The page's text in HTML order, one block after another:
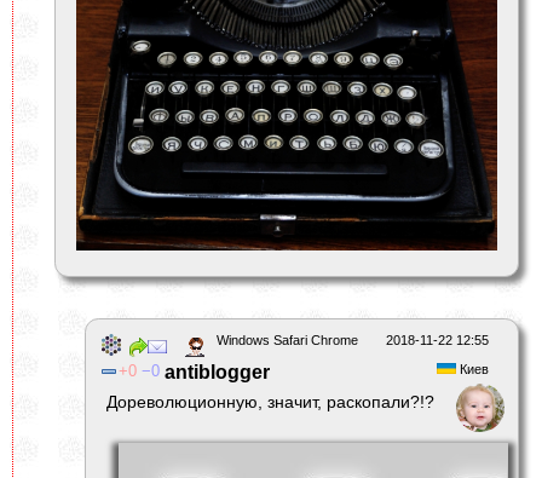
2018-11-22 12:55
Windows Safari Chrome
Киев
0 0 antiblogger
Дореволюционную, значит, раскопали?!?